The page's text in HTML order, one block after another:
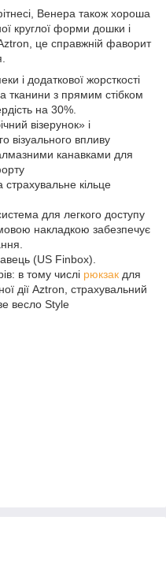
Венера також хороша
круглої форми дошки і
це справжній фаворит
і додаткової жорсткості
тканини з прямим стібком
на 30%.
візерунок» і
візуального впливу
канавками для
страхувальне кільце
для легкого доступу
накладкою забезпечує
(US Finbox).
в тому числі рюкзак для
дії Aztron, страхувальний
весло Style